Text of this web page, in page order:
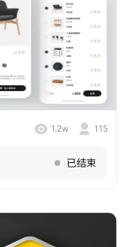
1.2w 115
已结束